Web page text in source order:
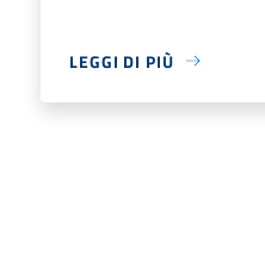
LEGGI DI PIÙ